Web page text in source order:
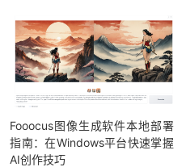
Fooocus图像生成软件本地部署
指南：在Windows平台快速掌握
AI创作技巧